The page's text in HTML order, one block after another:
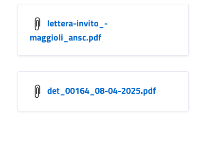
lettera-invito_-
maggioli_ansc.pdf
det_00164_08-04-2025.pdf